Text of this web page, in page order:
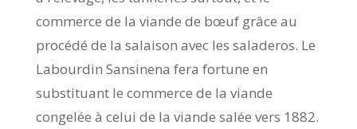
commerce de la viande de bœuf grâce au
procédé de la salaison avec les saladeros. Le
Labourdin Sansinena fera fortune en
substituant le commerce de la viande
congelée à celui de la viande salée vers 1882.